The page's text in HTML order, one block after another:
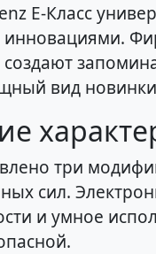
E-Класс
инновациями.
вид новинки
три
сил.
и умное